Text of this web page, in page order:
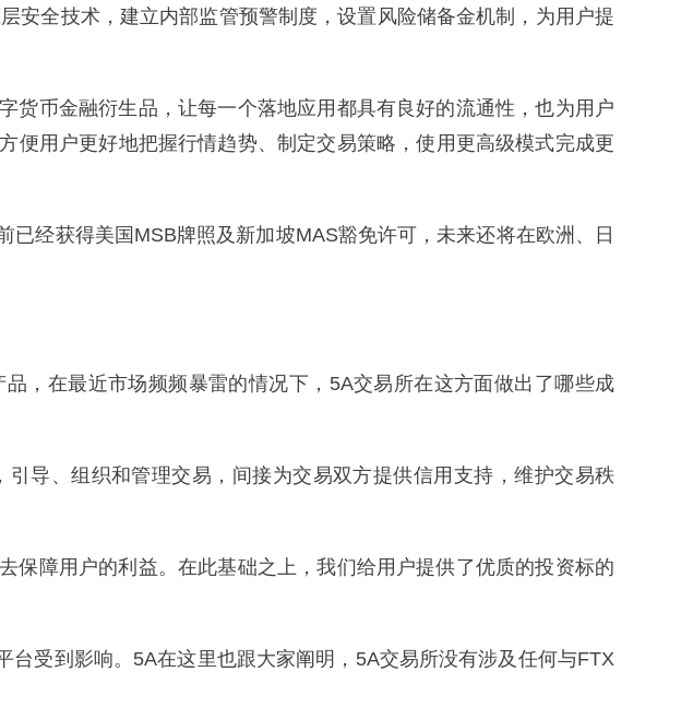
安全技术，建立内部监管预警制度，设置风险储备金机制，为用户提
货币金融衍生品，让每一个落地应用都具有良好的流通性，也为用户
便用户更好地把握行情趋势、制定交易策略，使用更高级模式完成更
经获得美国MSB牌照及新加坡MAS豁免许可，未来还将在欧洲、日
，在最近市场频频暴雷的情况下，5A交易所在这方面做出了哪些成
导、组织和管理交易，间接为交易双方提供信用支持，维护交易秩
保障用户的利益。在此基础之上，我们给用户提供了优质的投资标的
受到影响。5A在这里也跟大家阐明，5A交易所没有涉及任何与FTX